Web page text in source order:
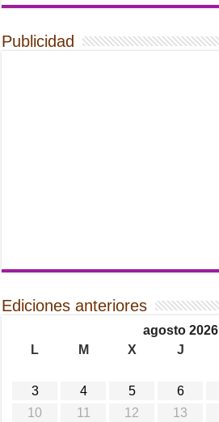
Publicidad
Ediciones anteriores
agosto 2026
L
M X J
3
4 5 6
10
11 12 13